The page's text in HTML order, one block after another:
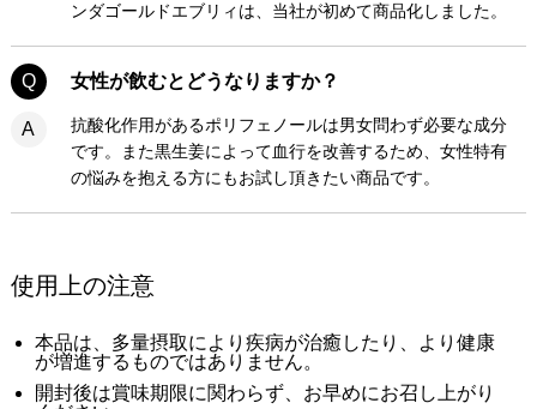
ンダゴールドエブリィは、当社が初めて商品化しました。
Q 女性が飲むとどうなりますか？
A
抗酸化作用があるポリフェノールは男女問わず必要な成分
です。また黒生姜によって血行を改善するため、女性特有
の悩みを抱える方にもお試し頂きたい商品です。
使用上の注意
本品は、多量摂取により疾病が治癒したり、より健康
が増進するものではありません。
開封後は賞味期限に関わらず、お早めにお召し上がり